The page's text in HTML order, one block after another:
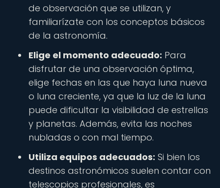
de observación que se utilizan, y
familiarízate con los conceptos básicos
de la astronomía.
Elige el momento adecuado: Para
disfrutar de una observación óptima,
elige fechas en las que haya luna nueva
o luna creciente, ya que la luz de la luna
puede dificultar la visibilidad de estrellas
y planetas. Además, evita las noches
nubladas o con mal tiempo.
Utiliza equipos adecuados: Si bien los
destinos astronómicos suelen contar con
telescopios profesionales, es